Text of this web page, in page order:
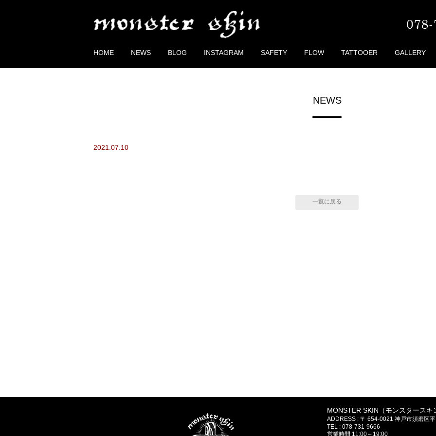
HOME NEWS BLOG INSTAGRAM SAFETY FLOW TATTOOER GALLERY
NEWS
2021.07.10
一覧に戻る
MONSTER SKIN（モンスタースキ
ADDRESS : 〒 654-0021 神戸市須磨区
TEL : 078-731-9666
営業時間 11:00～19:00